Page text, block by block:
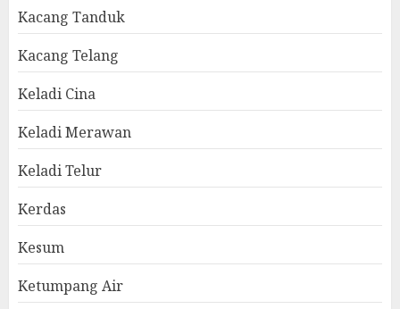
Kacang Tanduk
Kacang Telang
Keladi Cina
Keladi Merawan
Keladi Telur
Kerdas
Kesum
Ketumpang Air